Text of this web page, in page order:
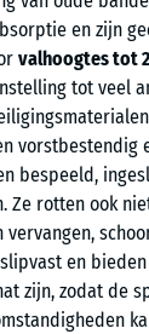
en zijn
valhoogtes tot
tot veel
vorstbestendig
bespeeld,
Ze rotten ook
vervangen,
en
zijn, zodat de